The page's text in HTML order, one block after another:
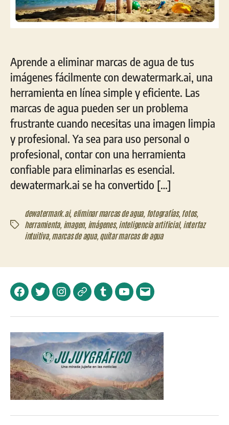
Aprende a eliminar marcas de agua de tus
imágenes fácilmente con dewatermark.ai, una
herramienta en línea simple y eficiente. Las
marcas de agua pueden ser un problema
frustrante cuando necesitas una imagen limpia
y profesional. Ya sea para uso personal o
profesional, contar con una herramienta
confiable para eliminarlas es esencial.
dewatermark.ai se ha convertido […]
Etiquetas
dewatermark.ai, eliminar marcas de agua, fotografías, fotos,
herramienta, imagen, imágenes, inteligencia artificial, interfaz
intuitiva, marcas de agua, quitar marcas de agua
FacebookTwitterInstagramTelegramTumblrYouTubeCorreo